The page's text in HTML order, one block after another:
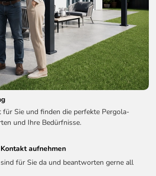
Pergola4 x 6 M Ivory Sand - 4x6M -
Pergola 4 x 8 M Ivory Sand - 4x8M -
zum LED Kits:
24V DC / 150W
100m
(RF):
868,35 MHz
Sie und finden die perfekte Pergola-
und Ihre Bedürfnisse.
aufnehmen
für Sie da und beantworten gerne all